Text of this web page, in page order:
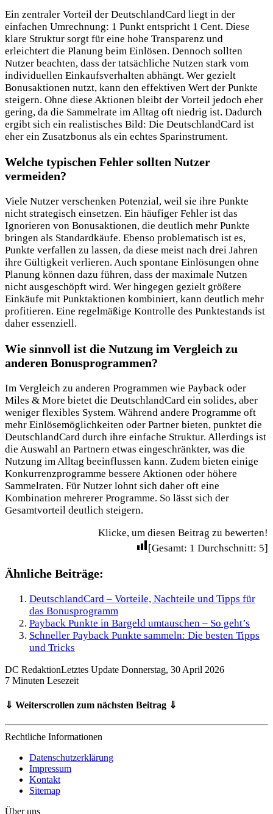
Ein zentraler Vorteil der DeutschlandCard liegt in der
einfachen Umrechnung: 1 Punkt entspricht 1 Cent. Diese
klare Struktur sorgt für eine hohe Transparenz und
erleichtert die Planung beim Einlösen. Dennoch sollten
Nutzer beachten, dass der tatsächliche Nutzen stark vom
individuellen Einkaufsverhalten abhängt. Wer gezielt
Bonusaktionen nutzt, kann den effektiven Wert der Punkte
steigern. Ohne diese Aktionen bleibt der Vorteil jedoch eher
gering, da die Sammelrate im Alltag oft niedrig ist. Dadurch
ergibt sich ein realistisches Bild: Die DeutschlandCard ist
eher ein Zusatzbonus als ein echtes Sparinstrument.
Welche typischen Fehler sollten Nutzer
vermeiden?
Viele Nutzer verschenken Potenzial, weil sie ihre Punkte
nicht strategisch einsetzen. Ein häufiger Fehler ist das
Ignorieren von Bonusaktionen, die deutlich mehr Punkte
bringen als Standardkäufe. Ebenso problematisch ist es,
Punkte verfallen zu lassen, da diese meist nach drei Jahren
ihre Gültigkeit verlieren. Auch spontane Einlösungen ohne
Planung können dazu führen, dass der maximale Nutzen
nicht ausgeschöpft wird. Wer hingegen gezielt größere
Einkäufe mit Punktaktionen kombiniert, kann deutlich mehr
profitieren. Eine regelmäßige Kontrolle des Punktestands ist
daher essenziell.
Wie sinnvoll ist die Nutzung im Vergleich zu
anderen Bonusprogrammen?
Im Vergleich zu anderen Programmen wie Payback oder
Miles & More bietet die DeutschlandCard ein solides, aber
weniger flexibles System. Während andere Programme oft
mehr Einlösemöglichkeiten oder Partner bieten, punktet die
DeutschlandCard durch ihre einfache Struktur. Allerdings ist
die Auswahl an Partnern etwas eingeschränkter, was die
Nutzung im Alltag beeinflussen kann. Zudem bieten einige
Konkurrenzprogramme bessere Aktionen oder höhere
Sammelraten. Für Nutzer lohnt sich daher oft eine
Kombination mehrerer Programme. So lässt sich der
Gesamtvorteil deutlich steigern.
Klicke, um diesen Beitrag zu bewerten!
[Gesamt: 1 Durchschnitt: 5]
Ähnliche Beiträge:
DeutschlandCard – Vorteile, Nachteile und Tipps für
das Bonusprogramm
Payback Punkte in Bargeld umtauschen – So geht’s
Schneller Payback Punkte sammeln: Die besten Tipps
und Tricks
DC RedaktionLetztes Update Donnerstag, 30 April 2026
7 Minuten Lesezeit
⇓ Weiterscrollen zum nächsten Beitrag ⇓
Rechtliche Informationen
Datenschutzerklärung
Impressum
Kontakt
Sitemap
Über uns